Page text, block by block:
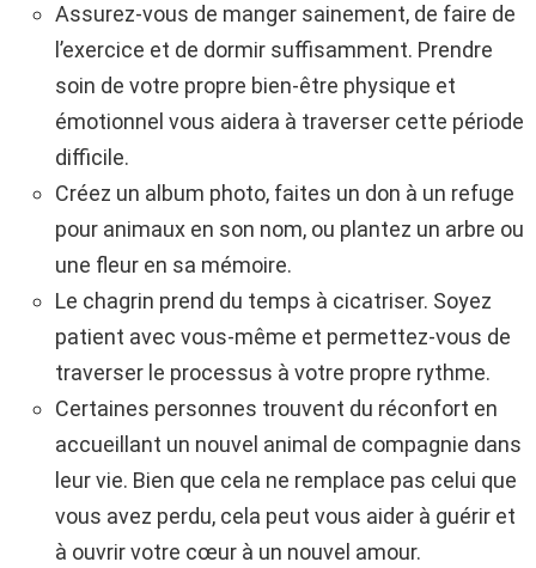
Assurez-vous de manger sainement, de faire de
l’exercice et de dormir suffisamment. Prendre
soin de votre propre bien-être physique et
émotionnel vous aidera à traverser cette période
difficile.
Créez un album photo, faites un don à un refuge
pour animaux en son nom, ou plantez un arbre ou
une fleur en sa mémoire.
Le chagrin prend du temps à cicatriser. Soyez
patient avec vous-même et permettez-vous de
traverser le processus à votre propre rythme.
Certaines personnes trouvent du réconfort en
accueillant un nouvel animal de compagnie dans
leur vie. Bien que cela ne remplace pas celui que
vous avez perdu, cela peut vous aider à guérir et
à ouvrir votre cœur à un nouvel amour.